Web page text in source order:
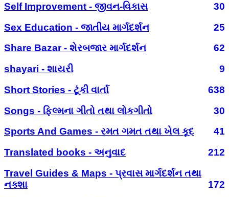
Self Improvement - જીવન-વિકાસ
30
Sex Education - જાતીય માર્ગદર્શન
25
Share Bazar - શેરબજાર માર્ગદર્શન
62
shayari - શાયરી
9
Short Stories - ટૂંકી વાર્તા
638
Songs - ફિલ્મના ગીતો તથા લોકગીતો
30
Sports And Games - રમત ગમત તથા ખેલ કૂદ
41
Translated books - અનુવાદ
212
Travel Guides & Maps - પ્રવાસ માર્ગદર્શન તથા
નક્શા
172